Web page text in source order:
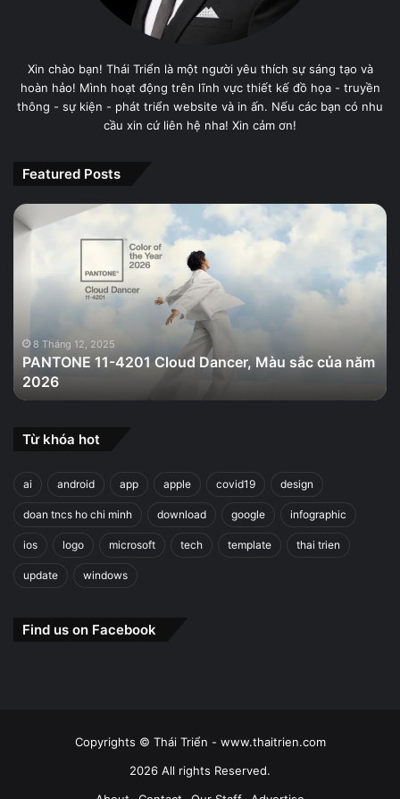
Xin chào bạn! Thái Triển là một người yêu thích sự sáng tạo và
hoàn hảo! Mình hoạt động trên lĩnh vực thiết kế đồ họa - truyền
thông - sự kiện - phát triển website và in ấn. Nếu các bạn có nhu
cầu xin cứ liên hệ nha! Xin cảm ơn!
Featured Posts
PANTONE
11-
Màu
của
năm
2026
8 Tháng 12, 2025
PANTONE 11-4201 Cloud Dancer, Màu sắc của năm
2026
Từ khóa hot
ai android app apple covid19 design
doan tncs ho chi minh download google infographic
ios logo microsoft tech template thai trien
update windows
Find us on Facebook
Copyrights © Thái Triển - www.thaitrien.com
2026 All rights Reserved.